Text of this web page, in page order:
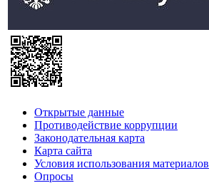
Открытые данные
Противодействие коррупции
Законодательная карта
Карта сайта
Условия использования материалов
Опросы